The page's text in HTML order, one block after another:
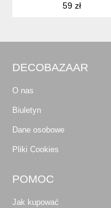
59 zł
DECOBAZAAR
O nas
Biuletyn
Dane osobowe
Pliki Cookies
POMOC
Jak kupować